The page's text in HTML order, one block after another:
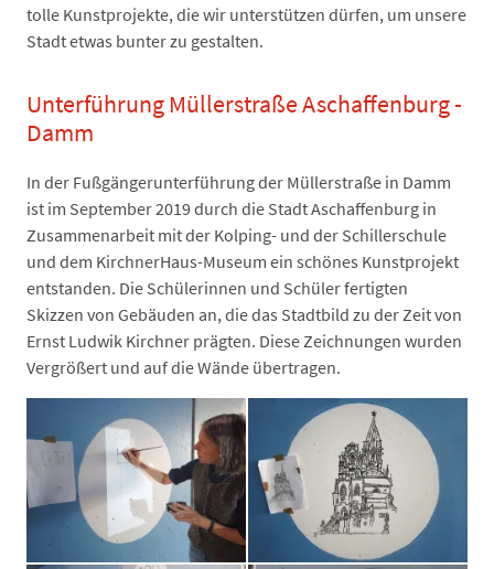
tolle Kunstprojekte, die wir unterstützen dürfen, um unsere
Stadt etwas bunter zu gestalten.
Unterführung Müllerstraße Aschaffenburg -
Damm
In der Fußgängerunterführung der Müllerstraße in Damm
ist im September 2019 durch die Stadt Aschaffenburg in
Zusammenarbeit mit der Kolping- und der Schillerschule
und dem KirchnerHaus-Museum ein schönes Kunstprojekt
entstanden. Die Schülerinnen und Schüler fertigten
Skizzen von Gebäuden an, die das Stadtbild zu der Zeit von
Ernst Ludwik Kirchner prägten. Diese Zeichnungen wurden
Vergrößert und auf die Wände übertragen.